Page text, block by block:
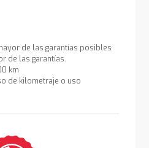
de las garantías posibles
de las garantías.
km
de kilometraje o uso